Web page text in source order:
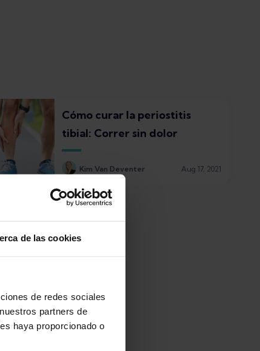
de las cookies
de redes sociales
partners de
haya proporcionado o
Cómo curar la periostitis
tibial: Correr sin dolor
Kim Van Deventer Aug 17, 2021